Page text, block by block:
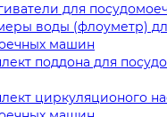
для
воды (флоуметр)
машин
поддона для
циркуляционого